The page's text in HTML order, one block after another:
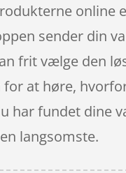
online
sender din
frit vælge den
at høre,
har fundet dine
langsomste.